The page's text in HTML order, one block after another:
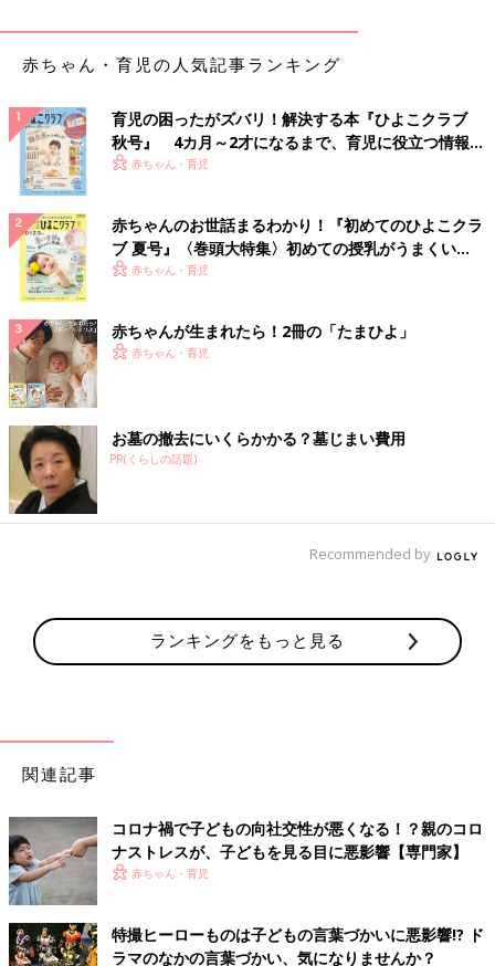
半谷先生（以下、敬称略） ０～２才は離乳食が始まる、離乳食
変わる時期です。ですから、コロナ以前に同じ質問をしても、
「余裕がない」と答える保護者は多かったかもしれません。で
も、食事を作る心の余裕は、心の元気さが影響するのかも…と考
えています。
新型コロナの感染拡大が始まってから現在に至るまで、保護者の
メンタルヘルス（心の健康）は悪い状態が続いていることが、4
回行ったアンケートの結果から明らかになりました。メンタルヘ
らなければいけないことへのモチベーションが保てなくなったり
します。食事を作ることに抵抗を感じてしまうのは、メンタルヘ
ルスの悪化が影響しているのではないでしょうか。
０～2才の保護者のメンタルヘルスが格別に悪いわけではないで
すが、離乳食や幼児食は普通の食事より手がかかるので、心が元
気じゃないとハードルが高くなるということはあると思います。
――食事を作るのはポジティブな行動なので、心が疲れていると
「よしやるぞ！」という気になれないのはよくわかります。でも
てしまうと、子どもに影響が出そうな気がします。
なったりすると、味覚の発達などに影響する可能性はあります。
でも、心身ともに疲れているときに、無理して頑張っていろいろ
笑顔がなくなったりするかもしれません。そのほうが子どもに悪
影響を与えます。
余裕がないときは、「今日の食事は手抜きする！」と割りきって
しまっていいと思います。その分、子どもと一緒に楽しく食べた
り、子どものおしゃべりをしっかり聞いてあげたりするなど、子
赤ちゃん・育児の人気記事ランキング
育児の困ったがズバリ！解決する本『ひよこクラブ
秋号』 4カ月～2才になるまで、育児に役立つ情報が
いっぱい！
赤ちゃん・育児
赤ちゃんのお世話まるわかり！『初めてのひよこクラ
ブ 夏号』〈巻頭大特集〉初めての授乳がうまくい
く！ おっぱい・ミルクの基本と夏のトラブル 解決テ
赤ちゃん・育児
赤ちゃんが生まれたら！2冊の「たまひよ」
赤ちゃん・育児
お墓の撤去にいくらかかる？墓じまい費用
PR(くらしの話題)
Recommended by
ランキングをもっと見る
関連記事
コロナ禍で子どもの向社交性が悪くなる！？親のコロ
ナストレスが、子どもを見る目に悪影響【専門家】
赤ちゃん・育児
特撮ヒーローものは子どもの言葉づかいに悪影響!? ド
ラマのなかの言葉づかい、気になりませんか？